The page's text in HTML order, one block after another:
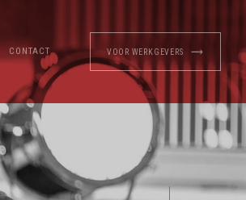
CONTACT VOOR WERKGEVERS